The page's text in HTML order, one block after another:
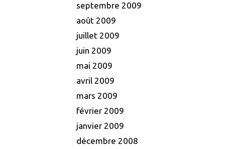
septembre 2009
août 2009
juillet 2009
juin 2009
mai 2009
avril 2009
mars 2009
février 2009
janvier 2009
décembre 2008